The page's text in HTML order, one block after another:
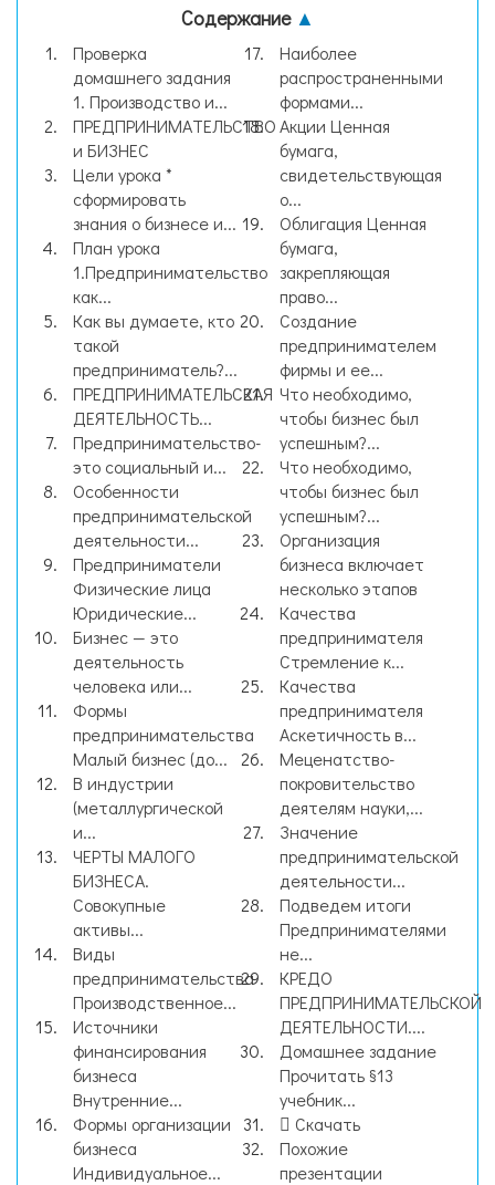
Содержание ▲
Проверка
домашнего задания
1. Производство и...
ПРЕДПРИНИМАТЕЛЬСТВО
и БИЗНЕС
Цели урока *
сформировать
знания о бизнесе и...
План урока
1.Предпринимательство
как...
Как вы думаете, кто
такой
предприниматель?...
ПРЕДПРИНИМАТЕЛЬСКАЯ
ДЕЯТЕЛЬНОСТЬ...
Предпринимательство-
это социальный и...
Особенности
предпринимательской
деятельности...
Предприниматели
Физические лица
Юридические...
Бизнес — это
деятельность
человека или...
Формы
предпринимательства
Малый бизнес (до...
В индустрии
(металлургической
и...
ЧЕРТЫ МАЛОГО
БИЗНЕСА.
Совокупные
активы...
Виды
предпринимательства
Производственное...
Источники
финансирования
бизнеса
Внутренние...
Формы организации
бизнеса
Индивидуальное...
Наиболее
распространенными
формами...
Акции Ценная
бумага,
свидетельствующая
о...
Облигация Ценная
бумага,
закрепляющая
право...
Создание
предпринимателем
фирмы и ее...
Что необходимо,
чтобы бизнес был
успешным?...
Что необходимо,
чтобы бизнес был
успешным?...
Организация
бизнеса включает
несколько этапов
Качества
предпринимателя
Стремление к...
Качества
предпринимателя
Аскетичность в...
Меценатство-
покровительство
деятелям науки,...
Значение
предпринимательской
деятельности...
Подведем итоги
Предпринимателями
не...
КРЕДО
ПРЕДПРИНИМАТЕЛЬСКОЙ
ДЕЯТЕЛЬНОСТИ....
Домашнее задание
Прочитать §13
учебник...
Скачать
Похожие
презентации